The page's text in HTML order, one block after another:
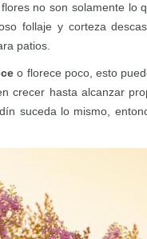
no son solamente lo
follaje y corteza
patios.
o florece poco, esto
crecer hasta alcanzar
suceda lo mismo,